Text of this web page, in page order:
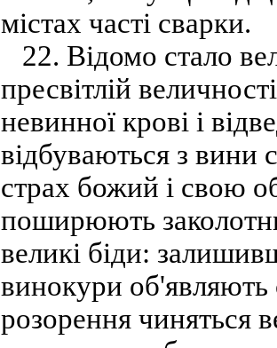
містах часті сварки.
22. Відомо стало
пресвітлій
невинної крові і
відбуваються з вини
страх божий і свою
поширюють
великі біди:
винокури об'являють
розорення чиняться